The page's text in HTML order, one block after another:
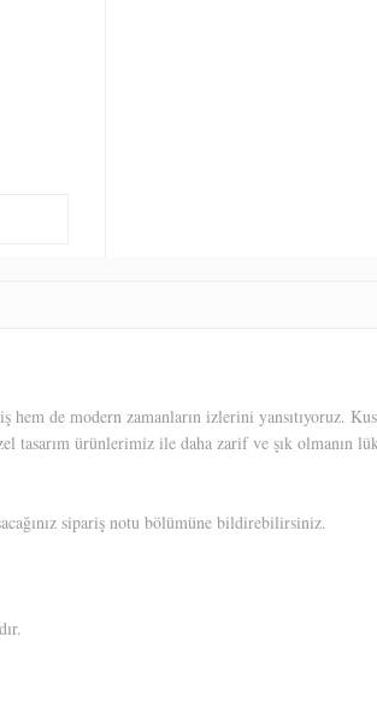
hem de modern zamanların izlerini yansıtıyoruz.
tasarım ürünlerimiz ile daha zarif ve şık olmanın
sipariş notu bölümüne bildirebilirsiniz.